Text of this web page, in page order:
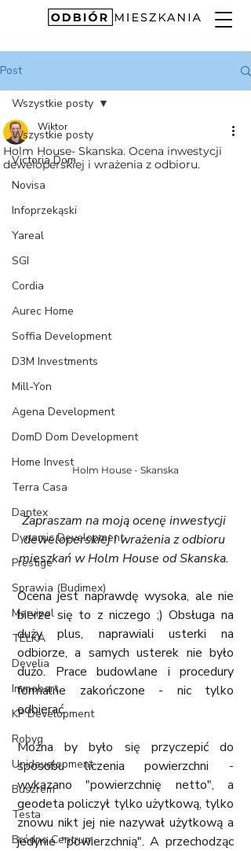
Post
Wszystkie posty
Victoria Dom
Novisa
Infoprzekąski
Yareal
SGI
Cordia
Aurec Home
Soffia Development
D3M Investments
Mill-Yon
Agena Development
DomD Dom Development
Home Invest
Terra Casa
Dantex
Dynamic Development
Prestige
Sprawia (Budimex)
Marvipol
TELKA
Develia
Immobart
KP Development
Robyg
Unidevelopment
Buszrem
Testa
Bródno Centrum
Wszystkie posty
Holm House- Skanska. Ocena inwestycji
deweloperskiej i wrażenia z odbioru.
Wiktor
Holm House - Skanska
Zapraszam na moją ocenę inwestycji
deweloperskiej i wrażenia z odbioru
mieszkań w Holm House od Skanska.
Ocena jest naprawdę wysoka, ale nie
bierze się to z niczego ;) Obsługa na
duży plus, naprawiali usterki na
odbiorze, a samych usterek nie było
dużo. Prace budowlane i procedury
formalne zakończone - nic tylko
odbierać.
Można by było się przyczepić do
sposobu liczenia powierzchni -
wykazano "powierzchnię netto", a
geodeta policzył tylko użytkową, tylko
znowu nikt jej nie nazywał użytkową a
jedynie "powierzchnią". A przechodząc